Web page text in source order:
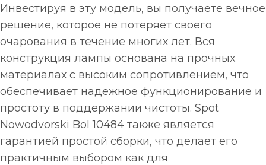
Инвестируя в эту модель, вы получаете вечное
решение, которое не потеряет своего
очарования в течение многих лет. Вся
конструкция лампы основана на прочных
материалах с высоким сопротивлением, что
обеспечивает надежное функционирование и
простоту в поддержании чистоты. Spot
Nowodvorski Bol 10484 также является
гарантией простой сборки, что делает его
практичным выбором как для